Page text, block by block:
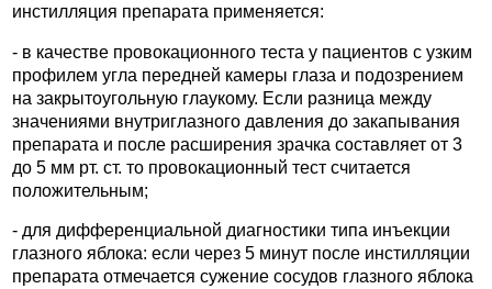
инстилляция препарата применяется:
- в качестве провокационного теста у пациентов с узким
профилем угла передней камеры глаза и подозрением
на закрытоугольную глаукому. Если разница между
значениями внутриглазного давления до закапывания
препарата и после расширения зрачка составляет от 3
до 5 мм рт. ст. то провокационный тест считается
положительным;
- для дифференциальной диагностики типа инъекции
глазного яблока: если через 5 минут после инстилляции
препарата отмечается сужение сосудов глазного яблока